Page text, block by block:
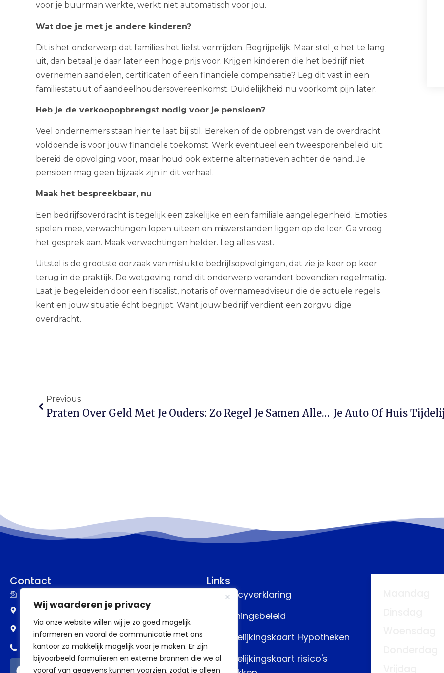
Wij waarderen je privacy
Via onze website willen wij je zo goed mogelijk
informeren en vooral de communicatie met ons
kantoor zo makkelijk mogelijk voor je maken. Er zijn
bijvoorbeeld formulieren en externe bronnen die we al
vooraf van gegevens kunnen voorzien, zodat je alleen
voor je buurman werkte, werkt niet automatisch voor jou.
Wat doe je met je andere kinderen?
Dit is het onderwerp dat families het liefst vermijden. Begrijpelijk. Maar stel je het te lang
uit, dan betaal je daar later een hoge prijs voor. Krijgen kinderen die het bedrijf niet
overnemen aandelen, certificaten of een financiële compensatie? Leg dit vast in een
familiestatuut of aandeelhoudersovereenkomst. Duidelijkheid nu voorkomt pijn later.
Heb je de verkoopopbrengst nodig voor je pensioen?
Veel ondernemers staan hier te laat bij stil. Bereken of de opbrengst van de overdracht
voldoende is voor jouw financiële toekomst. Werk eventueel een tweesporenbeleid uit:
bereid de opvolging voor, maar houd ook externe alternatieven achter de hand. Je
pensioen mag geen bijzaak zijn in dit verhaal.
Maak het bespreekbaar, nu
Een bedrijfsoverdracht is tegelijk een zakelijke en een familiale aangelegenheid. Emoties
spelen mee, verwachtingen lopen uiteen en misverstanden liggen op de loer. Ga vroeg
het gesprek aan. Maak verwachtingen helder. Leg alles vast.
Uitstel is de grootste oorzaak van mislukte bedrijfsopvolgingen, dat zie je keer op keer
terug in de praktijk. De wetgeving rond dit onderwerp verandert bovendien regelmatig.
Laat je begeleiden door een fiscalist, notaris of overnameadviseur die de actuele regels
kent en jouw situatie écht begrijpt. Want jouw bedrijf verdient een zorgvuldige
overdracht.
Previous
Praten Over Geld Met Je Ouders: Zo Regel Je Samen Alles Op Tijd
Contact
Frankenstraat 77
6582 CW Heumen
0318 - 388 69 98
Links
Privacyverklaring
Beloningsbeleid
Vergelijkingskaart Hypotheken
Vergelijkingskaart risico's